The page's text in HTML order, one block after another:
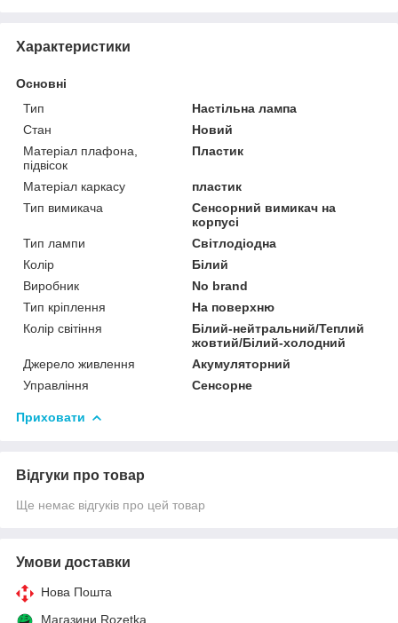
Характеристики
Основні
Тип
Настільна лампа
Стан
Новий
Матеріал плафона,
підвісок
Пластик
Матеріал каркасу
пластик
Тип вимикача
Сенсорний вимикач на
корпусі
Тип лампи
Світлодіодна
Колір
Білий
Виробник
No brand
Тип кріплення
На поверхню
Колір світіння
Білий-нейтральний/Теплий
жовтий/Білий-холодний
Джерело живлення
Акумуляторний
Управління
Сенсорне
Приховати
Відгуки про товар
Ще немає відгуків про цей товар
Умови доставки
Нова Пошта
Магазини Rozetka